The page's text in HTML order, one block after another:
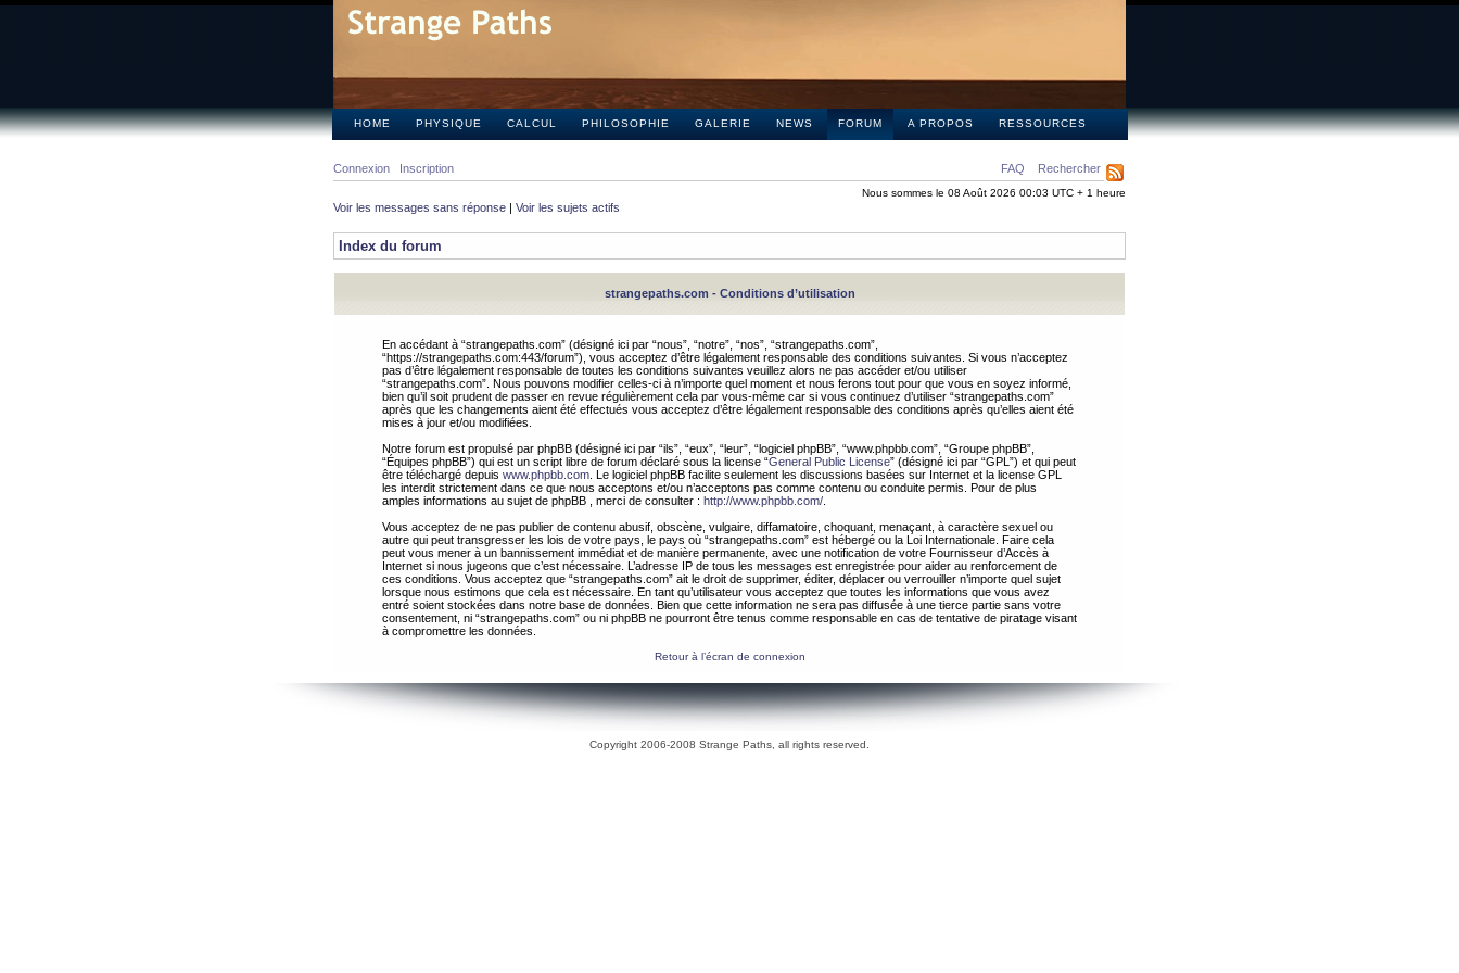
HOME PHYSIQUE CALCUL PHILOSOPHIE GALERIE NEWS FORUM A PROPOS RESSOURCES
FAQ Rechercher
Connexion Inscription
Nous sommes le 08 Août 2026 00:03 UTC + 1 heure
Voir les messages sans réponse | Voir les sujets actifs
Index du forum
strangepaths.com - Conditions d’utilisation
En accédant à “strangepaths.com” (désigné ici par “nous”, “notre”, “nos”, “strangepaths.com”,
“https://strangepaths.com:443/forum”), vous acceptez d’être légalement responsable des conditions suivantes. Si vous n’acceptez
pas d’être légalement responsable de toutes les conditions suivantes veuillez alors ne pas accéder et/ou utiliser
“strangepaths.com”. Nous pouvons modifier celles-ci à n’importe quel moment et nous ferons tout pour que vous en soyez informé,
bien qu’il soit prudent de passer en revue régulièrement cela par vous-même car si vous continuez d’utiliser “strangepaths.com”
après que les changements aient été effectués vous acceptez d’être légalement responsable des conditions après qu’elles aient été
mises à jour et/ou modifiées.
Notre forum est propulsé par phpBB (désigné ici par “ils”, “eux”, “leur”, “logiciel phpBB”, “www.phpbb.com”, “Groupe phpBB”,
“Équipes phpBB”) qui est un script libre de forum déclaré sous la license “General Public License” (désigné ici par “GPL”) et qui peut
être téléchargé depuis www.phpbb.com . Le logiciel phpBB facilite seulement les discussions basées sur Internet et la license GPL
les interdit strictement dans ce que nous acceptons et/ou n’acceptons pas comme contenu ou conduite permis. Pour de plus
amples informations au sujet de phpBB , merci de consulter : http://www.phpbb.com/
Vous acceptez de ne pas publier de contenu abusif, obscène, vulgaire, diffamatoire, choquant, menaçant, à caractère sexuel ou
autre qui peut transgresser les lois de votre pays, le pays où “strangepaths.com” est hébergé ou la Loi Internationale. Faire cela
peut vous mener à un bannissement immédiat et de manière permanente, avec une notification de votre Fournisseur d’Accès à
Internet si nous jugeons que c’est nécessaire. L’adresse IP de tous les messages est enregistrée pour aider au renforcement de
ces conditions. Vous acceptez que “strangepaths.com” ait le droit de supprimer, éditer, déplacer ou verrouiller n’importe quel sujet
lorsque nous estimons que cela est nécessaire. En tant qu’utilisateur vous acceptez que toutes les informations que vous avez
entré soient stockées dans notre base de données. Bien que cette information ne sera pas diffusée à une tierce partie sans votre
consentement, ni “strangepaths.com” ou ni phpBB ne pourront être tenus comme responsable en cas de tentative de piratage visant
à compromettre les données.
Retour à l’écran de connexion
Copyright 2006-2008 Strange Paths, all rights reserved.